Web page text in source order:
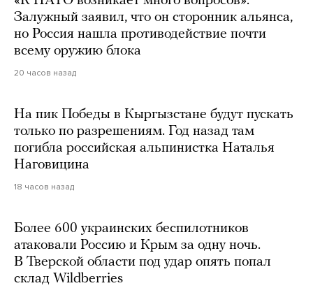
Залужный заявил, что он сторонник альянса,
но Россия нашла противодействие почти
всему оружию блока
20 часов назад
На пик Победы в Кыргызстане будут пускать
только по разрешениям. Год назад там
погибла российская альпинистка Наталья
Наговицина
18 часов назад
Более 600 украинских беспилотников
атаковали Россию и Крым за одну ночь.
В Тверской области под удар опять попал
склад Wildberries